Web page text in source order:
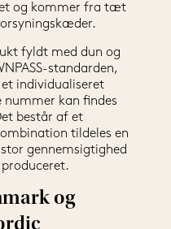
og kommer fra tæt
fyldt med dun og
standarden,
individualiseret
kan findes
består af et
tildeles en
gennemsigtighed
og